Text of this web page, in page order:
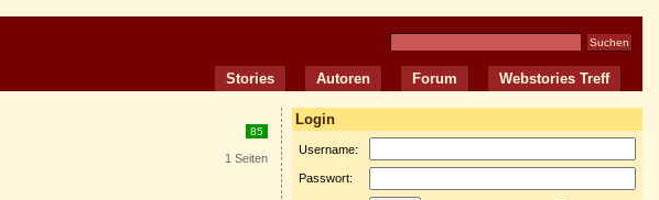
Stories Autoren Forum Webstories Treff
85
1 Seiten
Login
Username:
Passwort: